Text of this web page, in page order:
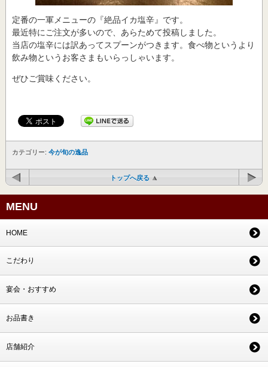
定番の一軍メニューの『絶品イカ塩辛』です。
最近特にご注文が多いので、あらためて投稿しました。
当店の塩辛には訳あってスプーンがつきます。食べ物というより
飲み物というお客さまもいらっしゃいます。
ぜひご賞味ください。
カテゴリー: 今が旬の逸品
トップへ戻る
MENU
HOME
こだわり
宴会・おすすめ
お品書き
店舗紹介